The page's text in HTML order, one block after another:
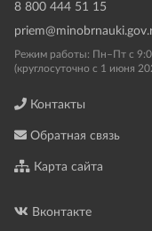
8 800 444 51 15
Режим работы: Пн–Пт с
(круглосуточно с 1 июня
Контакты
Обратная связь
Карта сайта
Вконтакте